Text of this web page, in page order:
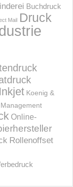
Buchdruck
Mail Druck
Inkjet Koenig &
Management
Online-
Rollenoffset